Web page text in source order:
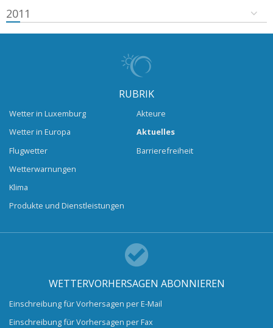
2011
RUBRIK
Wetter in Luxemburg
Wetter in Europa
Flugwetter
Wetterwarnungen
Klima
Produkte und Dienstleistungen
Akteure
Aktuelles
Barrierefreiheit
WETTERVORHERSAGEN ABONNIEREN
Einschreibung für Vorhersagen per E-Mail
Einschreibung für Vorhersagen per Fax